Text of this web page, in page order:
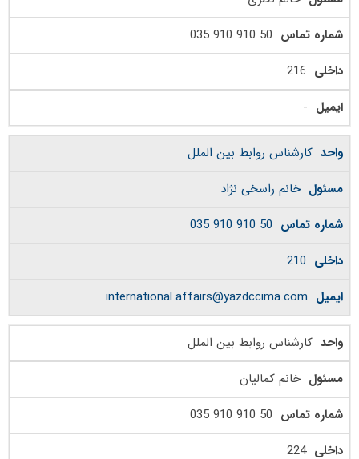
50 910 910 035
216
-
کارشناس روابط بین الملل
خانم راسخی نژاد
50 910 910 035
210
international.affairs@yazdccima.com
کارشناس روابط بین الملل
خانم کمالیان
50 910 910 035
224